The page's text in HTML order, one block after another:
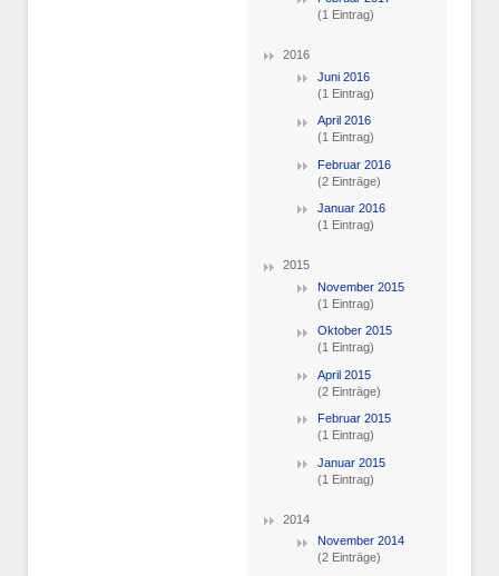
(1 Eintrag)
2016
Juni 2016
(1 Eintrag)
April 2016
(1 Eintrag)
Februar 2016
(2 Einträge)
Januar 2016
(1 Eintrag)
2015
November 2015
(1 Eintrag)
Oktober 2015
(1 Eintrag)
April 2015
(2 Einträge)
Februar 2015
(1 Eintrag)
Januar 2015
(1 Eintrag)
2014
November 2014
(2 Einträge)